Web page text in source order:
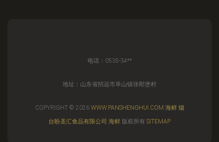
电话：0535-34**
地址：山东省招远市阜山镇张邴堡村
COPYRIGHT © 2026 WWW.PANSHENGHUI.COM 海鲜 烟
台盼圣汇食品有限公司 海鲜 版权所有 SITEMAP